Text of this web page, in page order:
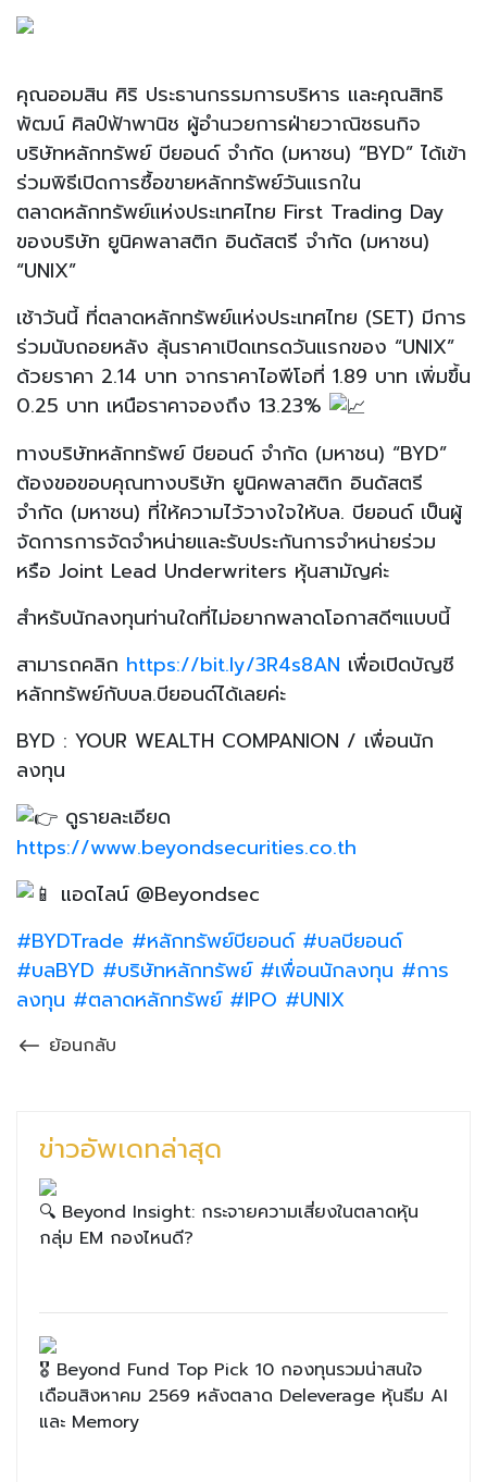
คุณออมสิน ศิริ ประธานกรรมการบริหาร และคุณสิทธิ
พัฒน์ ศิลป์ฟ้าพานิช ผู้อำนวยการฝ่ายวาณิชธนกิจ
บริษัทหลักทรัพย์ บียอนด์ จำกัด (มหาชน) “BYD” ได้เข้า
ร่วมพิธีเปิดการซื้อขายหลักทรัพย์วันแรกใน
ตลาดหลักทรัพย์แห่งประเทศไทย First Trading Day
ของบริษัท ยูนิคพลาสติก อินดัสตรี จำกัด (มหาชน)
“UNIX”
เช้าวันนี้ ที่ตลาดหลักทรัพย์แห่งประเทศไทย (SET) มีการ
ร่วมนับถอยหลัง ลุ้นราคาเปิดเทรดวันแรกของ “UNIX”
ด้วยราคา 2.14 บาท จากราคาไอพีโอที่ 1.89 บาท เพิ่มขึ้น
0.25 บาท เหนือราคาจองถึง 13.23%
ทางบริษัทหลักทรัพย์ บียอนด์ จำกัด (มหาชน) “BYD”
ต้องขอขอบคุณทางบริษัท ยูนิคพลาสติก อินดัสตรี
จำกัด (มหาชน) ที่ให้ความไว้วางใจให้บล. บียอนด์ เป็นผู้
จัดการการจัดจำหน่ายและรับประกันการจำหน่ายร่วม
หรือ Joint Lead Underwriters หุ้นสามัญค่ะ
สำหรับนักลงทุนท่านใดที่ไม่อยากพลาดโอกาสดีๆแบบนี้
สามารถคลิก https://bit.ly/3R4s8AN เพื่อเปิดบัญชี
หลักทรัพย์กับบล.บียอนด์ได้เลยค่ะ
BYD : YOUR WEALTH COMPANION / เพื่อนนัก
ลงทุน
ดูรายละเอียด
https://www.beyondsecurities.co.th
แอดไลน์ @Beyondsec
#BYDTrade #หลักทรัพย์บียอนด์ #บลบียอนด์
#บลBYD #บริษัทหลักทรัพย์ #เพื่อนนักลงทุน #การ
ลงทุน #ตลาดหลักทรัพย์ #IPO #UNIX
ย้อนกลับ
ข่าวอัพเดทล่าสุด
🔍 Beyond Insight: กระจายความเสี่ยงในตลาดหุ้น
กลุ่ม EM กองไหนดี?
🎖 Beyond Fund Top Pick 10 กองทุนรวมน่าสนใจ
เดือนสิงหาคม 2569 หลังตลาด Deleverage หุ้นธีม AI
และ Memory